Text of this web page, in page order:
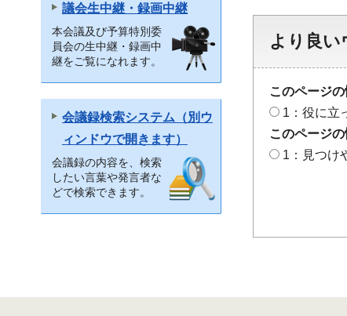
議会生中継・録画中継
本会議及び予算特別委
員会の生中継・録画中
継をご覧になれます。
会議録検索システム（別ウ
ィンドウで開きます）
会議録の内容を、検索
したい言葉や発言者な
どで検索できます。
より良
このページ
1：役に立
このページ
1：見つけ